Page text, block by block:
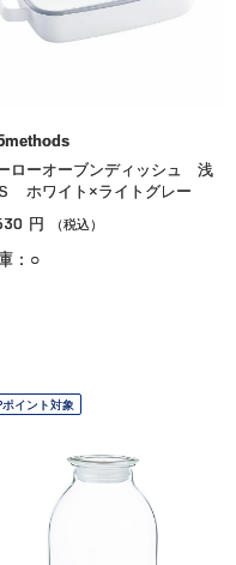
ローオーブンディッシュ 浅
ホワイト×ライトグレー
円 （税込）
：○
ポイント対象